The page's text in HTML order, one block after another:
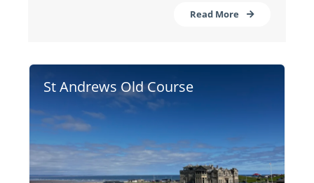
Read More
St Andrews Old Course